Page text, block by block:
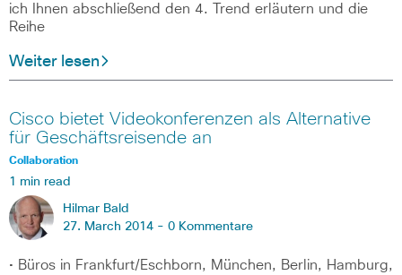
ich Ihnen abschließend den 4. Trend erläutern und die
Reihe
Weiter lesen
Cisco bietet Videokonferenzen als Alternative
für Geschäftsreisende an
Collaboration
1 min read
Hilmar Bald
27. March 2014 - 0 Kommentare
• Büros in Frankfurt/Eschborn, München, Berlin, Hamburg,